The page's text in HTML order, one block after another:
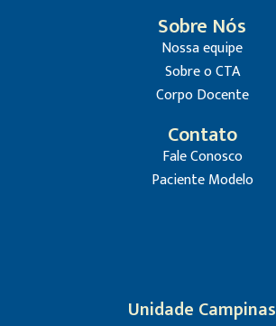
Sobre Nós
Nossa equipe
Sobre o CTA
Corpo Docente
Contato
Fale Conosco
Paciente Modelo
Unidade Campinas